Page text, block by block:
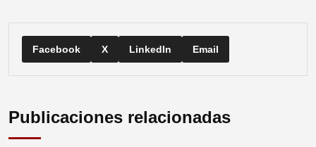
Facebook X LinkedIn Email
Publicaciones relacionadas